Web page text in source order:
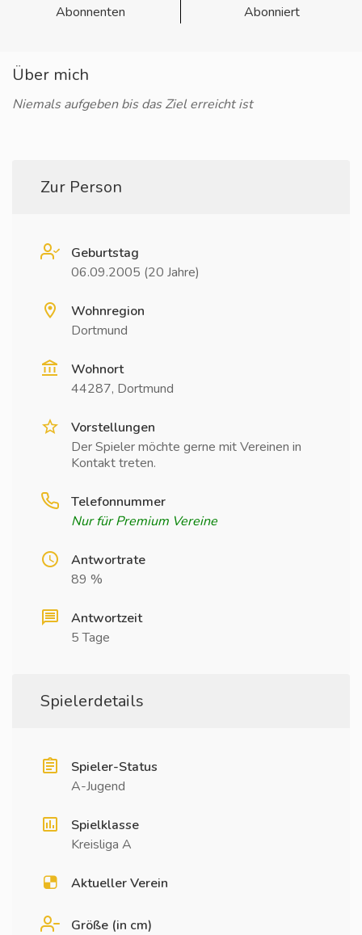
Abonnenten
Abonniert
Über mich
Niemals aufgeben bis das Ziel erreicht ist
Zur Person
Geburtstag
06.09.2005 (20 Jahre)
Wohnregion
Dortmund
Wohnort
44287, Dortmund
Vorstellungen
Der Spieler möchte gerne mit Vereinen in
Kontakt treten.
Telefonnummer
Nur für Premium Vereine
Antwortrate
89 %
Antwortzeit
5 Tage
Spielerdetails
Spieler-Status
A-Jugend
Spielklasse
Kreisliga A
Aktueller Verein
Größe (in cm)